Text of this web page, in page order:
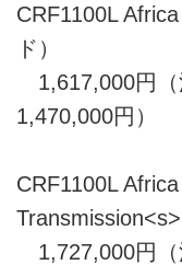
CRF1100L
ド）
1,617,000円
1,470,000円）
CRF1100L
1,727,000円